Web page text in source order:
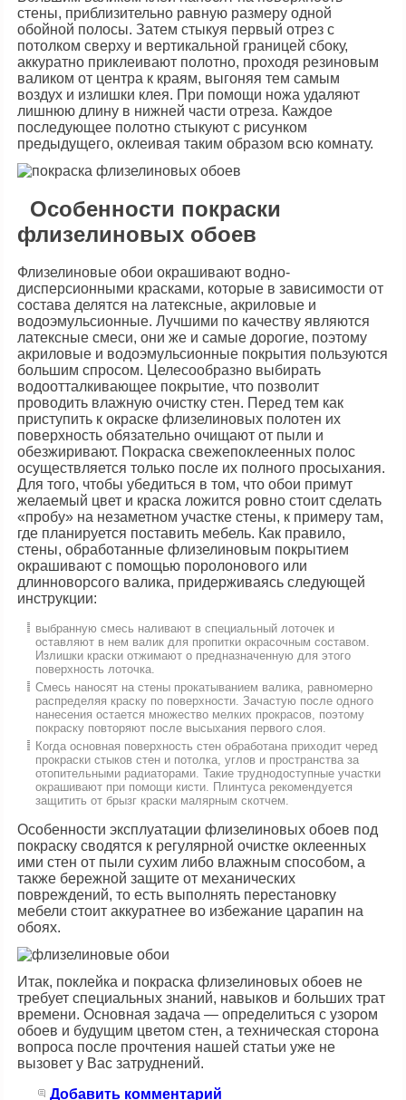
стены, приблизительно равную размеру одной
обойной полосы. Затем стыкуя первый отрез с
потолком сверху и вертикальной границей сбоку,
аккуратно приклеивают полотно, проходя резиновым
валиком от центра к краям, выгоняя тем самым
воздух и излишки клея. При помощи ножа удаляют
лишнюю длину в нижней части отреза. Каждое
последующее полотно стыкуют с рисунком
предыдущего, оклеивая таким образом всю комнату.
Особенности покраски
флизелиновых обоев
Флизелиновые обои окрашивают водно-
дисперсионными красками, которые в зависимости от
состава делятся на латексные, акриловые и
водоэмульсионные. Лучшими по качеству являются
латексные смеси, они же и самые дорогие, поэтому
акриловые и водоэмульсионные покрытия пользуются
большим спросом. Целесообразно выбирать
водоотталкивающее покрытие, что позволит
проводить влажную очистку стен. Перед тем как
приступить к окраске флизелиновых полотен их
поверхность обязательно очищают от пыли и
обезжиривают. Покраска свежепоклеенных полос
осуществляется только после их полного просыхания.
Для того, чтобы убедиться в том, что обои примут
желаемый цвет и краска ложится ровно стоит сделать
«пробу» на незаметном участке стены, к примеру там,
где планируется поставить мебель. Как правило,
стены, обработанные флизелиновым покрытием
окрашивают с помощью поролонового или
длинноворсого валика, придерживаясь следующей
инструкции:
выбранную смесь наливают в специальный лоточек и
оставляют в нем валик для пропитки окрасочным составом.
Излишки краски отжимают о предназначенную для этого
поверхность лоточка.
Смесь наносят на стены прокатыванием валика, равномерно
распределяя краску по поверхности. Зачастую после одного
нанесения остается множество мелких прокрасов, поэтому
покраску повторяют после высыхания первого слоя.
Когда основная поверхность стен обработана приходит черед
прокраски стыков стен и потолка, углов и пространства за
отопительными радиаторами. Такие труднодоступные участки
окрашивают при помощи кисти. Плинтуса рекомендуется
защитить от брызг краски малярным скотчем.
Особенности эксплуатации флизелиновых обоев под
покраску сводятся к регулярной очистке оклеенных
ими стен от пыли сухим либо влажным способом, а
также бережной защите от механических
повреждений, то есть выполнять перестановку
мебели стоит аккуратнее во избежание царапин на
обоях.
Итак, поклейка и покраска флизелиновых обоев не
требует специальных знаний, навыков и больших трат
времени. Основная задача — определиться с узором
обоев и будущим цветом стен, а техническая сторона
вопроса после прочтения нашей статьи уже не
вызовет у Вас затруднений.
Добавить комментарий